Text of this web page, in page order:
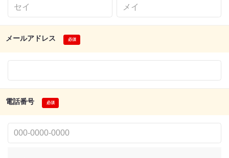
メールアドレス
電話番号